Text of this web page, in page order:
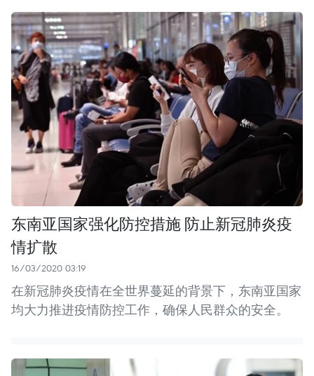
东南亚国家强化防控措施 防止新冠肺炎疫
情扩散
16/03/2020 03:19
在新冠肺炎疫情在全世界蔓延的背景下，东南亚国家
均大力推进疫情防控工作，确保人民群众的安全。